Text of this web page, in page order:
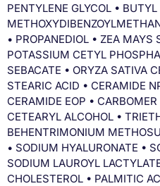
PENTYLENE GLYCOL • BUTYL
• PROPANEDIOL • ZEA MAYS
POTASSIUM CETYL
SEBACATE • ORYZA SATIVA
STEARIC ACID • CERAMIDE
CERAMIDE EOP •
CETEARYL ALCOHOL •
BEHENTRIMONIUM
• SODIUM HYALURONATE •
SODIUM LAUROYL
CHOLESTEROL • PALMITIC